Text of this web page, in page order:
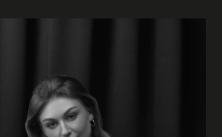
уверенность в том, что